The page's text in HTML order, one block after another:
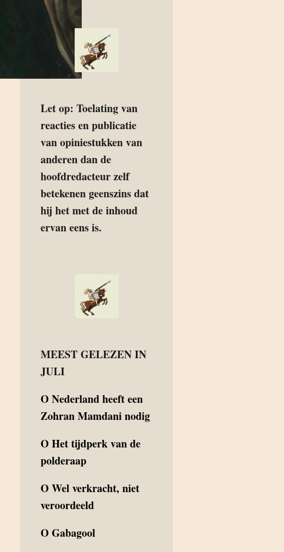
Let op: Toelating van
reacties en publicatie
van opiniestukken van
anderen dan de
hoofdredacteur zelf
betekenen geenszins dat
hij het met de inhoud
ervan eens is.
MEEST GELEZEN IN
JULI
ONederland heeft een
Zohran Mamdani nodig
OHet tijdperk van de
polderaap
OWel verkracht, niet
veroordeeld
OGabagool